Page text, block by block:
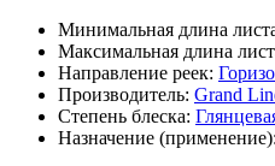
Минимальная длина
Максимальная длина
Направление реек:
Производитель: Grand
Степень блеска:
Назначение (применение):